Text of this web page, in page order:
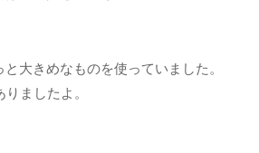
大きめなものを使っていました。
ましたよ。